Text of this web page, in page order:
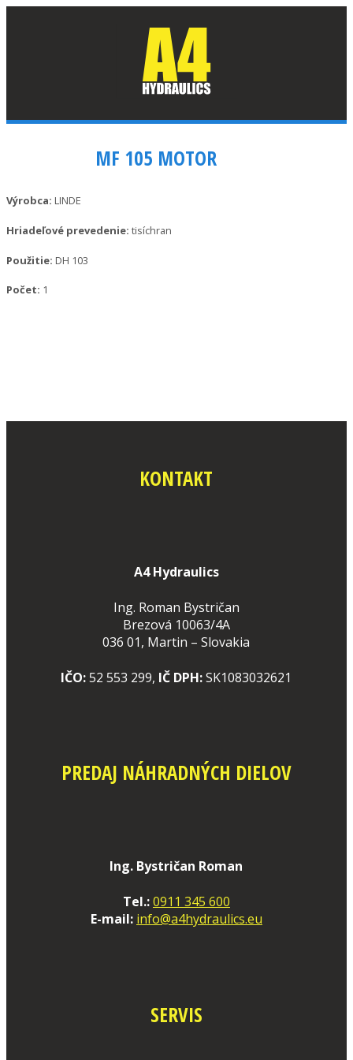
MF 105 MOTOR
Výrobca: LINDE
Hriadeľové prevedenie: tisíchran
Použitie: DH 103
Počet: 1
KONTAKT
A4 Hydraulics
Ing. Roman Bystričan
Brezová 10063/4A
036 01, Martin – Slovakia
IČO:52 553 299, IČ DPH:SK1083032621
PREDAJ NÁHRADNÝCH DIELOV
Ing. Bystričan Roman
Tel.:0911 345 600
E-mail: info@a4hydraulics.eu
SERVIS